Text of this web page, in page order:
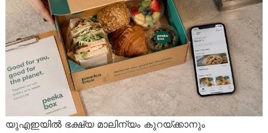
യുഎഇയിൽ ഭക്ഷ്യ മാലിന്യം കുറയ്ക്കാനും